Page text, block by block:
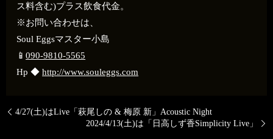
ス料含む)プラス飲食代金。
※お問い合わせは、
Soul Eggsマスター小島
📱090-9810-5565
Hp ◆http://www.souleggs.com
4/27(土)はLive「萩尾しの & 梅原 新」Acoustic Night
2024/4/13(土)は「日高しず香Simplicity Live」